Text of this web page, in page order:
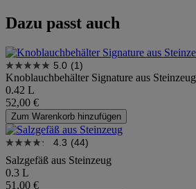
Dazu passt auch
5.0 (1)
Knoblauchbehälter Signature aus Steinzeug
0.42 L
52,00 €
Zum Warenkorb hinzufügen
4.3 (44)
Salzgefäß aus Steinzeug
0.3 L
51,00 €